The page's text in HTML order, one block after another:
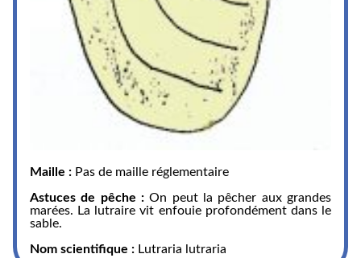
Maille : Pas de maille réglementaire
Astuces de pêche :On peut la pêcher aux grandes
marées. La lutraire vit enfouie profondément dans le
sable.
Nom scientifique : Lutraria lutraria